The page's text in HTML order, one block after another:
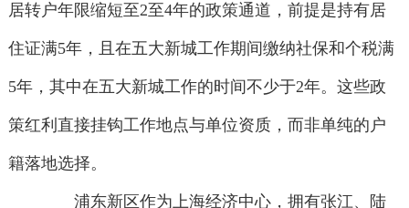
居转户年限缩短至2至4年的政策通道，前提是持有居
住证满5年，且在五大新城工作期间缴纳社保和个税满
5年，其中在五大新城工作的时间不少于2年。这些政
策红利直接挂钩工作地点与单位资质，而非单纯的户
籍落地选择。
浦东新区作为上海经济中心，拥有张江、陆